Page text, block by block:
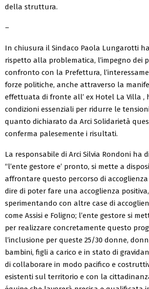
della struttura.
–
In chiusura il Sindaco Paola Lungarotti
rispetto alla problematica, l’impegno dei
confronto con la Prefettura,
forze politiche, anche attraverso la
effettuata di fronte all’ ex Hotel La Villa ,
condizioni essenziali per ridurre le
quanto dichiarato da Arci Solidarietà
conferma palesemente i risultati.
La responsabile di Arci Silvia Rondoni ha
“l’ente gestore e’ pronto, si mette a
affrontare questo percorso di
dire di poter fare una accoglienza
sperimentando con altre case di
come Assisi e Foligno; l’ente gestore si
per realizzare concretamente questo
l’inclusione per queste 25/30 donne,
bambini, figli a carico e in stato di
di collaborare in modo pacifico e
esistenti sul territorio e con la